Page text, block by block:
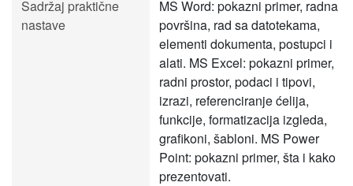
Sadržaj praktične
nastave
MS Word: pokazni primer, radna
površina, rad sa datotekama,
elementi dokumenta, postupci i
alati. MS Excel: pokazni primer,
radni prostor, podaci i tipovi,
izrazi, referenciranje ćelija,
funkcije, formatizacija izgleda,
grafikoni, šabloni. MS Power
Point: pokazni primer, šta i kako
prezentovati.